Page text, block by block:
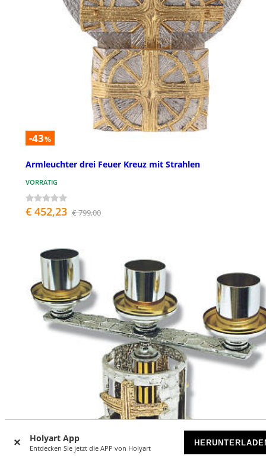
Holyart App
Entdecken Sie jetzt die APP von Holyart
-43%
Armleuchter drei Feuer Kreuz mit Strahlen
VORRÄTIG
€ 452,23 € 799,00